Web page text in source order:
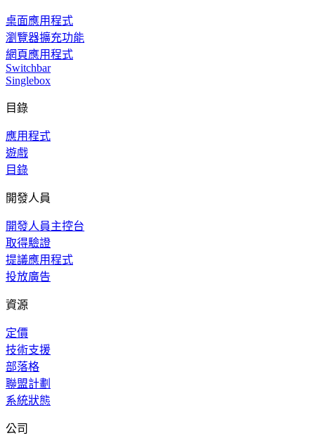
桌面應用程式
瀏覽器擴充功能
網頁應用程式
Switchbar
Singlebox
目錄
應用程式
遊戲
目錄
開發人員
開發人員主控台
取得驗證
提議應用程式
投放廣告
資源
定價
技術支援
部落格
聯盟計劃
系統狀態
公司